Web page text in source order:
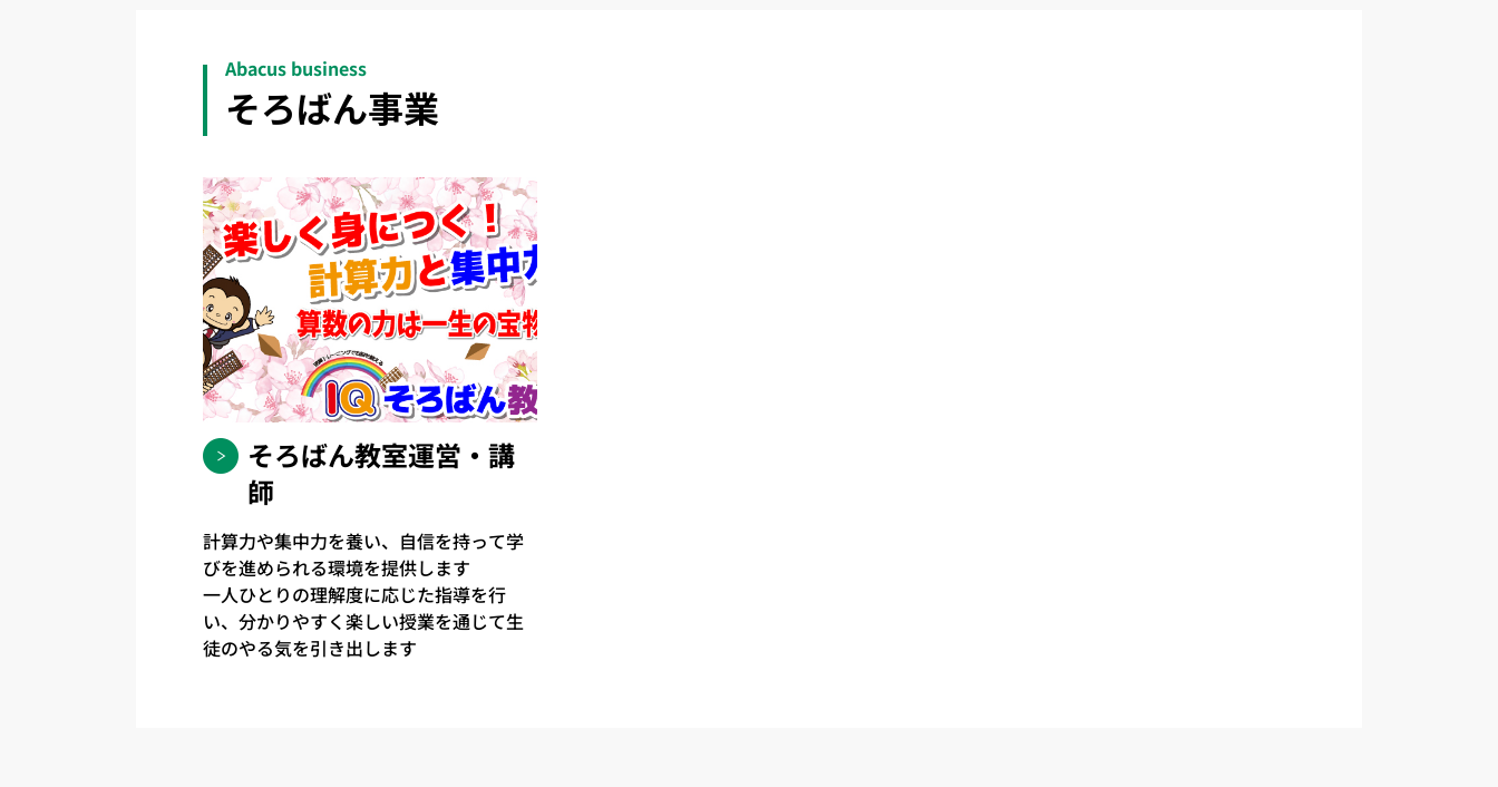
Abacus business
そろばん事業
そろばん教室運営・講
師
計算力や集中力を養い、自信を持って学
びを進められる環境を提供します
一人ひとりの理解度に応じた指導を行
い、分かりやすく楽しい授業を通じて生
徒のやる気を引き出します